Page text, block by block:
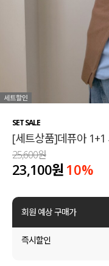
티셔츠
팬츠
셔츠
원피스
SET SALE
[세트상품]데퓨아 1+1
25,600원
23,100원 10%
회원 예상 구매가
즉시할인